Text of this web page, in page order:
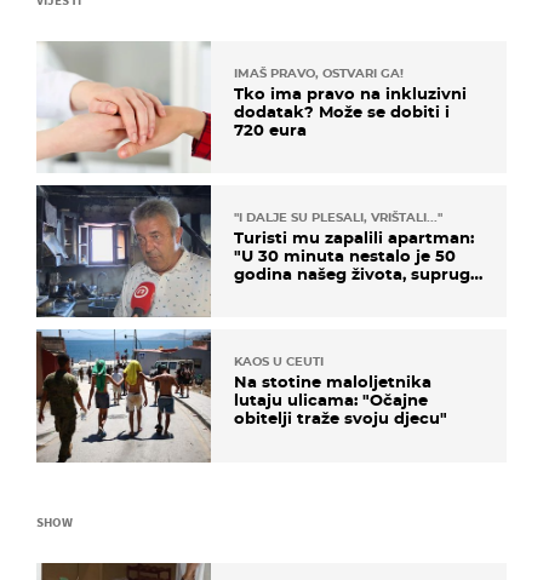
IMAŠ PRAVO, OSTVARI GA!
Tko ima pravo na inkluzivni
dodatak? Može se dobiti i
720 eura
"I DALJE SU PLESALI, VRIŠTALI..."
Turisti mu zapalili apartman:
"U 30 minuta nestalo je 50
godina našeg života, supruga
KAOS U CEUTI
Na stotine maloljetnika
lutaju ulicama: "Očajne
obitelji traže svoju djecu"
SHOW